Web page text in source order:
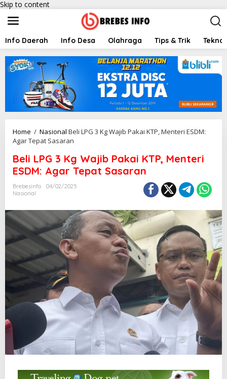
Skip to content
Info Daerah Info Desa Olahraga Tips & Trik
Home / Nasional Beli LPG 3 Kg Wajib Pakai KTP, Menteri ESDM:
Agar Tepat Sasaran
Beli LPG 3 Kg Wajib Pakai KTP, Menteri
ESDM: Agar Tepat Sasaran
Brebesinfo
04/02/2025
Nasional